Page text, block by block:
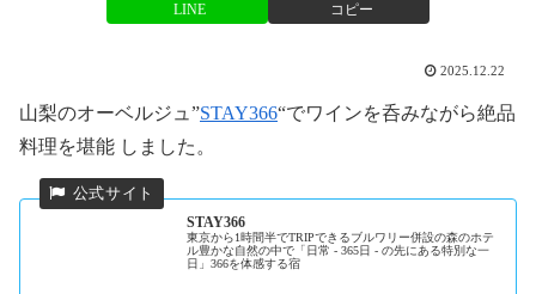
LINE コピー
2025.12.22
山梨のオーベルジュ”STAY366“でワインを呑みながら絶品
料理を堪能 しました。
STAY366
東京から1時間半でTRIPできるブルワリー併設の森のホテ
ル豊かな自然の中で「日常 - 365日 - の先にある特別な一
日」366を体感する宿